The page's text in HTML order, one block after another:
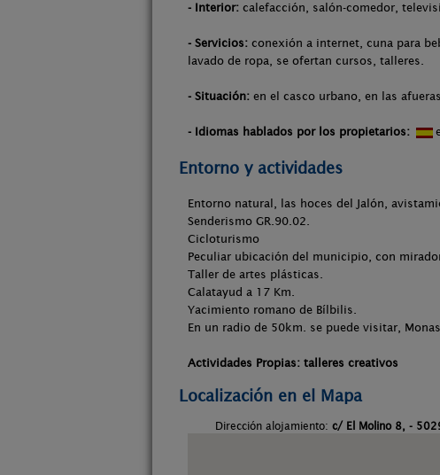
- Interior: calefacción, salón-comedor,
- Servicios: conexión a internet, cuna para
lavado de ropa, se ofertan cursos, talleres.
- Situación: en el casco urbano, en las
- Idiomas hablados por los propietarios:
Entorno y actividades
Entorno natural, las hoces del Jalón,
Senderismo GR.90.02.
Cicloturismo
Peculiar ubicación del municipio, con
Taller de artes plásticas.
Calatayud a 17 Km.
Yacimiento romano de Bílbilis.
En un radio de 50km. se puede visitar,
Actividades Propias: talleres creativos
Localización en el Mapa
Dirección alojamiento: c/ El Molino 8, -